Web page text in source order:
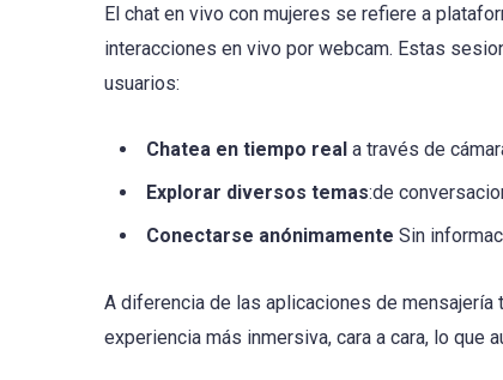
El chat en vivo con mujeres se refiere a
interacciones en vivo por webcam. Estas
usuarios:
Chatea en tiempo real a través de
Explorar diversos temas:de
Conectarse anónimamente Sin
A diferencia de las aplicaciones de
experiencia más inmersiva, cara a cara, lo